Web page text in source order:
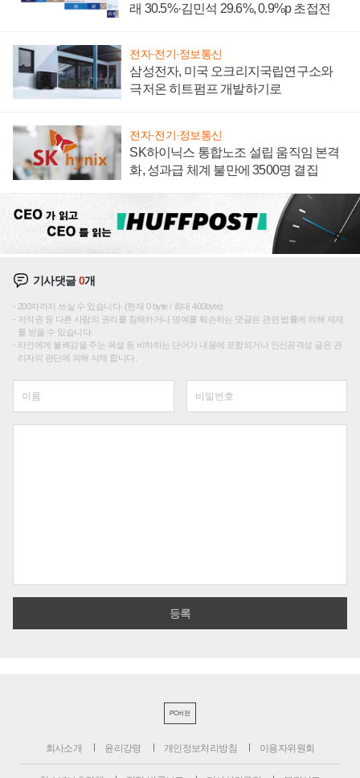
래 30.5%·김민석 29.6%, 0.9%p 초접전
전자·전기·정보통신
삼성전자, 미국 오크리지국립연구소와
극저온 히트펌프 개발하기로
전자·전기·정보통신
SK하이닉스 통합노조 설립 움직임 본격
화, 성과급 체계 불만에 3500명 결집
기사댓글0개
200자까지 쓰실 수 있습니다. (현재 0 byte / 최대 400byte)
저작권 등 다른 사람의 권리를 침해하거나 명예를 훼손하는 댓글은 관련 법률에 의해 제재
를 받을 수 있습니다.
타인에게 불쾌감을 주는 욕설 등 비하하는 단어가 내용에 포함되거나 인신공격성 글은 관
리자의 판단에 의해 삭제 합니다.
PC버전
회사소개 윤리강령 개인정보처리방침 이용자위원회